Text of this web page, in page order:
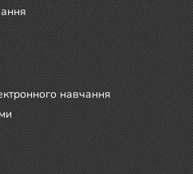
навчання